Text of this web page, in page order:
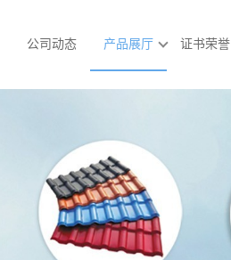
公司动态 产品展厅 证书荣誉